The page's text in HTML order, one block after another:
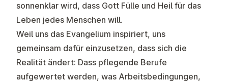
sonnenklar wird, dass Gott Fülle und Heil für das
Leben jedes Menschen will.
Weil uns das Evangelium inspiriert, uns
gemeinsam dafür einzusetzen, dass sich die
Realität ändert: Dass pflegende Berufe
aufgewertet werden, was Arbeitsbedingungen,